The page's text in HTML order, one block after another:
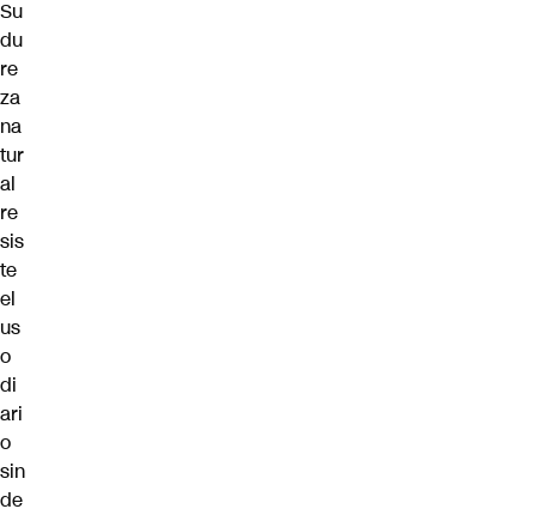
Su
du
re
za
na
tur
al
re
sis
te
el
us
o
di
ari
o
sin
de